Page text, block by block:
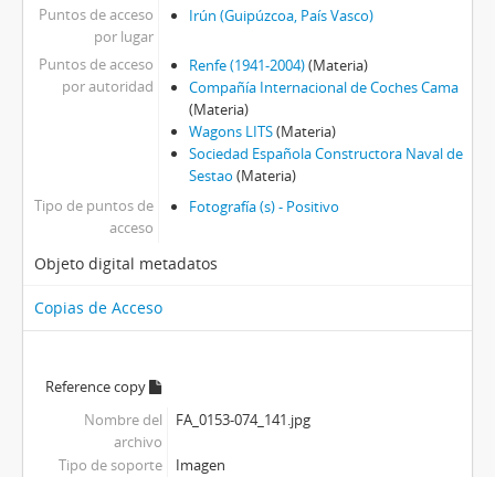
Puntos de acceso
por lugar
Irún (Guipúzcoa, País Vasco)
Puntos de acceso
por autoridad
Renfe (1941-2004)(Materia)
Compañía Internacional de Coches Cama
(Materia)
Wagons LITS(Materia)
Sociedad Española Constructora Naval de
Sestao (Materia)
Tipo de puntos de
acceso
Fotografía (s) - Positivo
Objeto digital metadatos
Copias de Acceso
Reference copy
Nombre del
archivo
FA_0153-074_141.jpg
Tipo de soporte
Imagen